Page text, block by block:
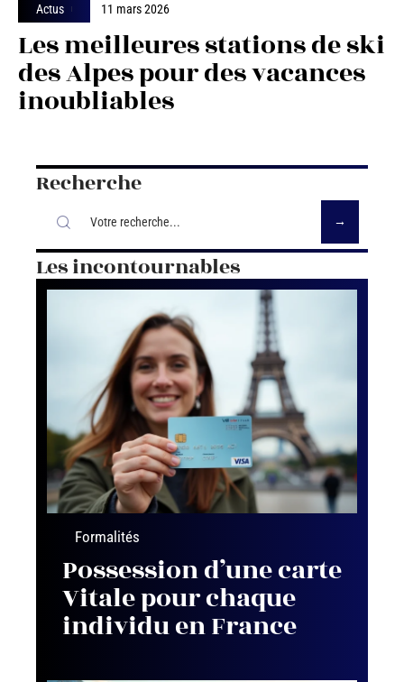
Actus 11 mars 2026
Les meilleures stations de ski
des Alpes pour des vacances
inoubliables
Recherche
Les incontournables
Formalités
Possession d’une carte
Vitale pour chaque
individu en France